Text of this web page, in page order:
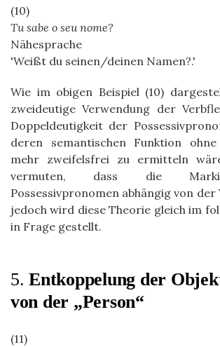
Tu sabe o seu nome?
Nähesprache
Weißt du seinen/deinen Namen?.
Wie im obigen Beispiel (10)
zweideutige Verwendung der
Doppeldeutigkeit der
deren semantischen Funktion
mehr zweifelsfrei zu ermitteln
vermuten, dass die
Possessivpronomen abhängig von
jedoch wird diese Theorie gleich im
in Frage gestellt.
5.Entkoppelung der
von der „Person“